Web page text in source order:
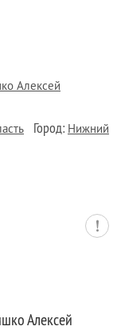
Алексей
Город: Нижний
Алексей